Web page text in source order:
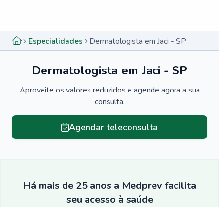
Especialidades Dermatologista em Jaci - SP
Dermatologista em Jaci - SP
Aproveite os valores reduzidos e agende agora a sua
consulta.
Agendar teleconsulta
Há mais de 25 anos a Medprev facilita
seu acesso à saúde